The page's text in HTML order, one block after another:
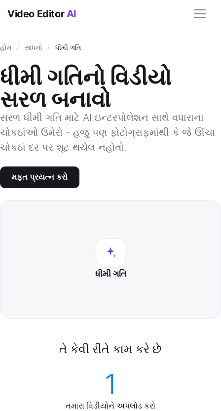
Video EditorAI
હોમ / સાધનો / ધીમી ગતિ
ધીમી ગતિનો વિડીયો
સરળ બનાવો
સરળ ધીમી ગતિ માટે AI ઇન્ટરપોલેશન સાથે વધારાના
ચોકઠાંઓ ઉમેરો - હજુ પણ ફોટોગ્રાફમાંથી કે જે ઊંચા
ચોકઠાં દર પર શૂટ થયેલ નહોતો.
મફત પ્રયત્ન કરો
ધીમી ગતિ
તે કેવી રીતે કામ કરે છે
1
તમારા વિડીયોને અપલોડ કરો